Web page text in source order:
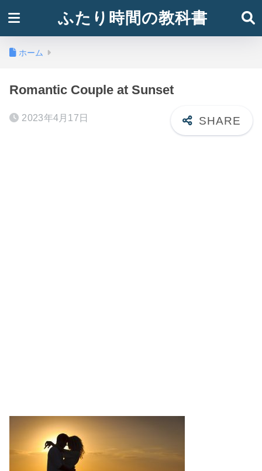
ふたり時間の教科書
ホーム
Romantic Couple at Sunset
2023年4月17日